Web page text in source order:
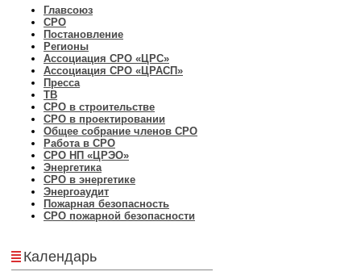
Главсоюз
СРО
Постановление
Регионы
Ассоциация СРО «ЦРС»
Ассоциация СРО «ЦРАСП»
Пресса
ТВ
СРО в строительстве
СРО в проектировании
Общее собрание членов СРО
Работа в СРО
СРО НП «ЦРЭО»
Энергетика
СРО в энергетике
Энергоаудит
Пожарная безопасность
СРО пожарной безопасности
Календарь